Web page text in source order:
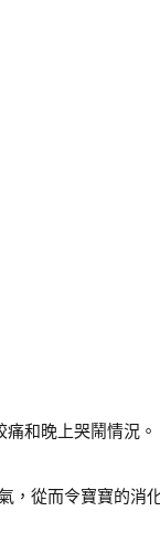
和晚上哭鬧情況。
從而令寶寶的消